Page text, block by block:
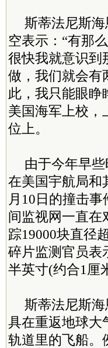
斯蒂法尼斯
空表示：“有那
很快我就意识到
做，我们就会有
此，我只能眼睁
美国海军上校，
位上。
由于今年早
在美国宇航局和
月10日的撞击
间监视网一直在
踪19000块直径
碎片监测官员表
半英寸(约合1厘
斯蒂法尼斯
具在重返地球大
轨道里的飞船。